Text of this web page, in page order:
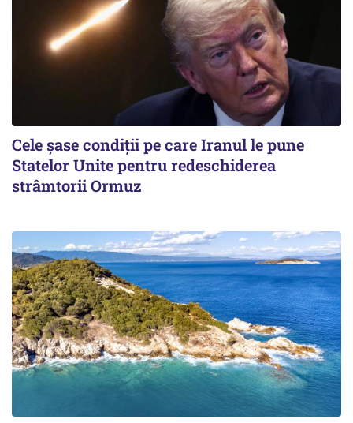
Cele șase condiții pe care Iranul le pune
Statelor Unite pentru redeschiderea
strâmtorii Ormuz